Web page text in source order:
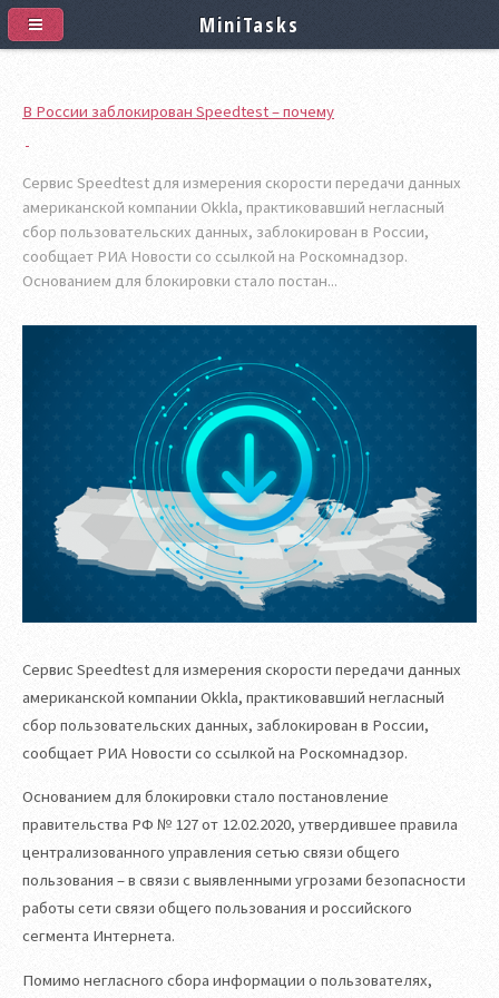
В России заблокирован Speedtest – почему
Сервис Speedtest для измерения скорости передачи данных
американской компании Okkla, практиковавший негласный
сбор пользовательских данных, заблокирован в России,
сообщает РИА Новости со ссылкой на Роскомнадзор.
Основанием для блокировки стало постан...
Сервис Speedtest для измерения скорости передачи данных
американской компании Okkla, практиковавший негласный
сбор пользовательских данных, заблокирован в России,
сообщает РИА Новости со ссылкой на Роскомнадзор.
Основанием для блокировки стало постановление
правительства РФ № 127 от 12.02.2020, утвердившее правила
централизованного управления сетью связи общего
пользования – в связи с выявленными угрозами безопасности
работы сети связи общего пользования и российского
сегмента Интернета.
Помимо негласного сбора информации о пользователях,
MiniTasks